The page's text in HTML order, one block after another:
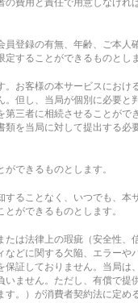
の費用と責任で用意しなけれ
員登録の有無、年齢、ご本人
することができるものとしま
お客様の本サービスにおけ
。但し、当局が個別に必要と
三者に相続させることがで
を当局に対して提出する必
できるものとします。
することなく、いつでも、本
ができるものとします。
は法律上の瑕疵（安全性、
どに関する欠陥、エラーや
証しておりません。当局は
ません。ただし、有償で提
。）が消費者契約法に定め